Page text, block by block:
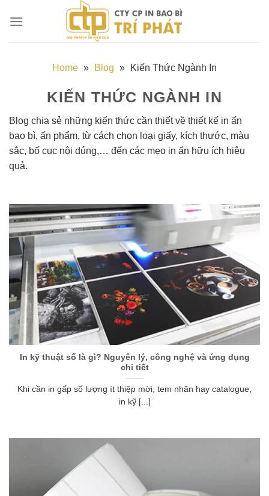
đến
Home » Blog » Kiến Thức Ngành In
KIẾN THỨC NGÀNH IN
Blog chia sẻ những kiến thức cần thiết về thiết kế in ấn
bao bì, ấn phẩm, từ cách chọn loại giấy, kích thước, màu
sắc, bố cục nội dúng,… đến các mẹo in ấn hữu ích hiệu
quả.
In kỹ thuật số là gì? Nguyên lý, công nghệ và ứng dụng
chi tiết
Khi cần in gấp số lượng ít thiệp mời, tem nhãn hay catalogue,
in kỹ [...]